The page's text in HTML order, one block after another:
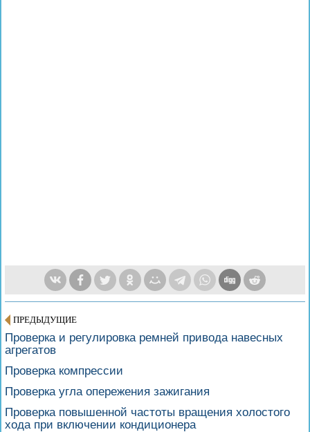
ПРЕДЫДУЩИЕ
Проверка и регулировка ремней привода навесных
агрегатов
Проверка компрессии
Проверка угла опережения зажигания
Проверка повышенной частоты вращения холостого
хода при включении кондиционера